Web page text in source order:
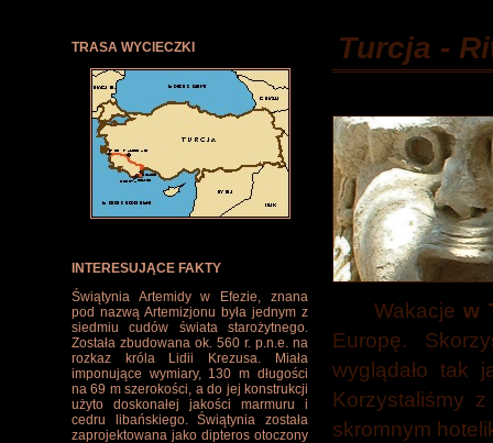
TRASA WYCIECZKI
INTERESUJĄCE FAKTY
Świątynia Artemidy w Efezie, znana
pod nazwą Artemizjonu była jednym z
siedmiu cudów świata starożytnego.
Została zbudowana ok. 560 r. p.n.e. na
rozkaz króla Lidii Krezusa. Miała
imponujące wymiary, 130 m długości
na 69 m szerokości, a do jej konstrukcji
użyto doskonałej jakości marmuru i
cedru libańskiego. Świątynia została
zaprojektowana jako dipteros otoczony
Turcja -
Wakacjew
Europę.
wyglądało tak
Korzystaliśmy
skromnym